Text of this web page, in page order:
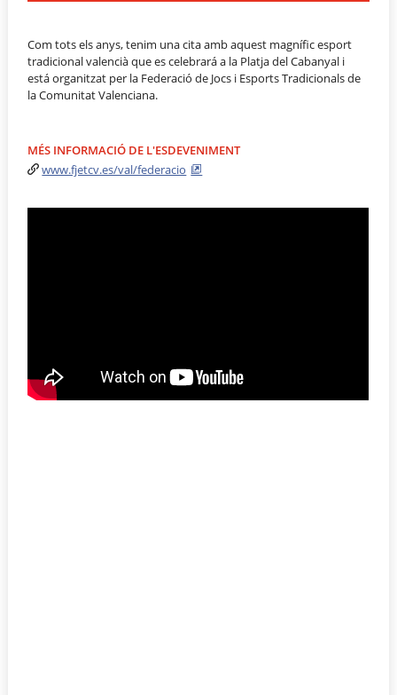
Com tots els anys, tenim una cita amb aquest magnífic esport
tradicional valencià que es celebrará a la Platja del Cabanyal i
está organitzat per la Federació de Jocs i Esports Tradicionals de
la Comunitat Valenciana.
MÉS INFORMACIÓ DE L'ESDEVENIMENT
www.fjetcv.es/val/federacio